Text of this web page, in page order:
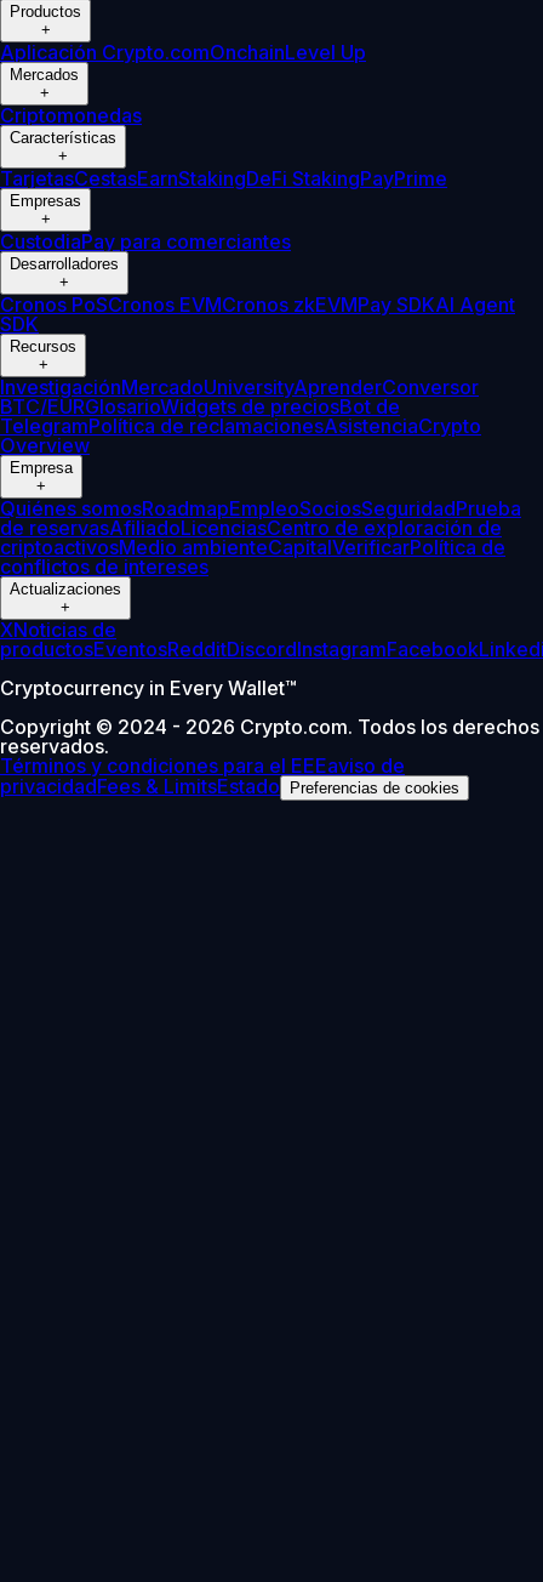
Productos
+
Aplicación Crypto.comOnchainLevel Up
Mercados
+
Criptomonedas
Características
+
TarjetasCestasEarnStakingDeFi StakingPayPrime
Empresas
+
CustodiaPay para comerciantes
Desarrolladores
+
Cronos PoSCronos EVMCronos zkEVMPay SDKAI Agent
SDK
Recursos
+
InvestigaciónMercadoUniversityAprenderConversor
BTC/EURGlosarioWidgets de preciosBot de
TelegramPolítica de reclamacionesAsistenciaCrypto
Overview
Empresa
+
Quiénes somosRoadmapEmpleoSociosSeguridadPrueba
de reservasAfiliadoLicenciasCentro de exploración de
criptoactivosMedio ambienteCapitalVerificarPolítica de
conflictos de intereses
Actualizaciones
+
XNoticias de
productosEventosRedditDiscordInstagramFacebook
Cryptocurrency in Every Wallet™
Copyright © 2024 - 2026 Crypto.com. Todos los derechos
reservados.
Términos y condiciones para el EEEaviso de
privacidadFees & LimitsEstado Preferencias de cookies